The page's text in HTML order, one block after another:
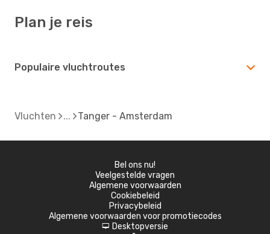
Plan je reis
Populaire vluchtroutes
Vluchten Tanger - Amsterdam
Bel ons nu!
Veelgestelde vragen
Algemene voorwaarden
Cookiebeleid
Privacybeleid
Algemene voorwaarden voor promotiecodes
d Desktopversie